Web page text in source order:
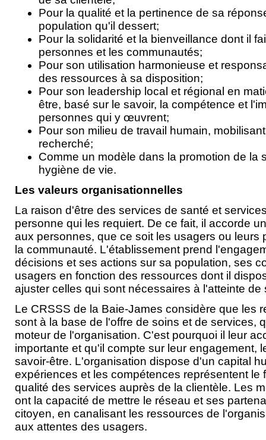
Pour la qualité et la pertinence de sa
population qu'il dessert;
Pour la solidarité et la bienveillance dont il
personnes et les communautés;
Pour son utilisation harmonieuse et
des ressources à sa disposition;
Pour son leadership local et régional en
être, basé sur le savoir, la compétence et
personnes qui y œuvrent;
Pour son milieu de travail humain,
recherché;
Comme un modèle dans la promotion de la
hygiène de vie.
Les valeurs organisationnelles
La raison d'être des services de santé et
personne qui les requiert. De ce fait, il accorde
aux personnes, que ce soit les usagers ou leurs
la communauté. L'établissement prend
décisions et ses actions sur sa population, ses
usagers en fonction des ressources dont il
ajuster celles qui sont nécessaires à l'atteinte de
Le CRSSS de la Baie-James considère que les
sont à la base de l'offre de soins et de services,
moteur de l'organisation. C'est pourquoi il leur
importante et qu'il compte sur leur engagement,
savoir-être. L'organisation dispose d'un capital
expériences et les compétences représentent le
qualité des services auprès de la clientèle. Les
ont la capacité de mettre le réseau et ses
citoyen, en canalisant les ressources de
aux attentes des usagers.